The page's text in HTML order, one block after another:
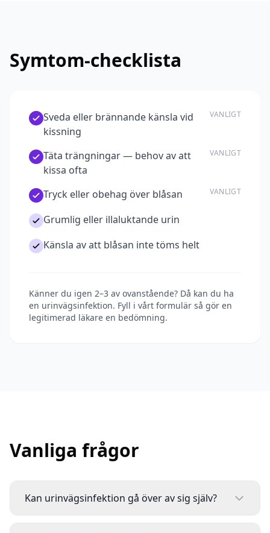
Symtom-checklista
Sveda eller brännande känsla vid
kissning
VANLIGT
Täta trängningar — behov av att
kissa ofta
VANLIGT
Tryck eller obehag över blåsan VANLIGT
Grumlig eller illaluktande urin
Känsla av att blåsan inte töms helt
Känner du igen 2–3 av ovanstående? Då kan du ha
en urinvägsinfektion. Fyll i vårt formulär så gör en
legitimerad läkare en bedömning.
Vanliga frågor
Kan urinvägsinfektion gå över av sig själv?